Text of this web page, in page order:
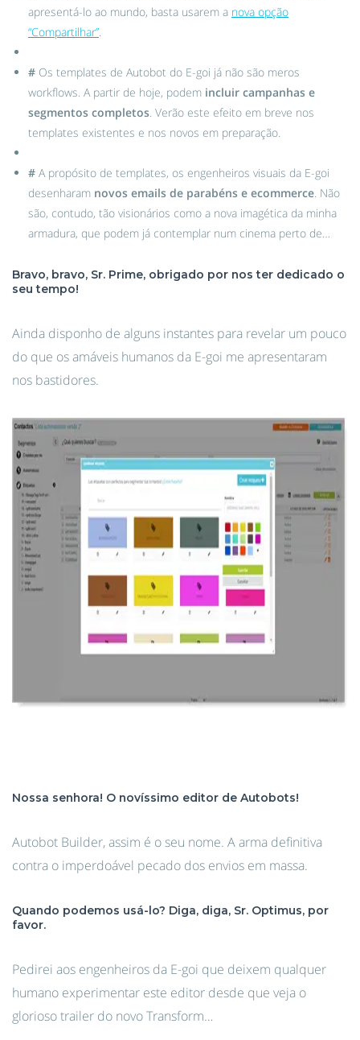
apresentá-lo ao mundo, basta usarem a nova opção
“Compartilhar”
# Os templates de Autobot do E-goi já não são meros
workflows. A partir de hoje, podem incluir campanhas e
segmentos completos . Verão este efeito em breve nos
templates existentes e nos novos em preparação.
# A propósito de templates, os engenheiros visuais da E-goi
desenharam novos emails de parabéns e ecommerce . Não
são, contudo, tão visionários como a nova imagética da minha
armadura, que podem já contemplar num cinema perto de…
Bravo, bravo, Sr. Prime, obrigado por nos ter dedicado o
seu tempo!
Ainda disponho de alguns instantes para revelar um pouco
do que os amáveis humanos da E-goi me apresentaram
nos bastidores.
Nossa senhora! O novíssimo editor de Autobots!
Autobot Builder, assim é o seu nome. A arma definitiva
contra o imperdoável pecado dos envios em massa.
Quando podemos usá-lo? Diga, diga, Sr. Optimus, por
favor.
Pedirei aos engenheiros da E-goi que deixem qualquer
humano experimentar este editor desde que veja o
glorioso trailer do novo Transform…